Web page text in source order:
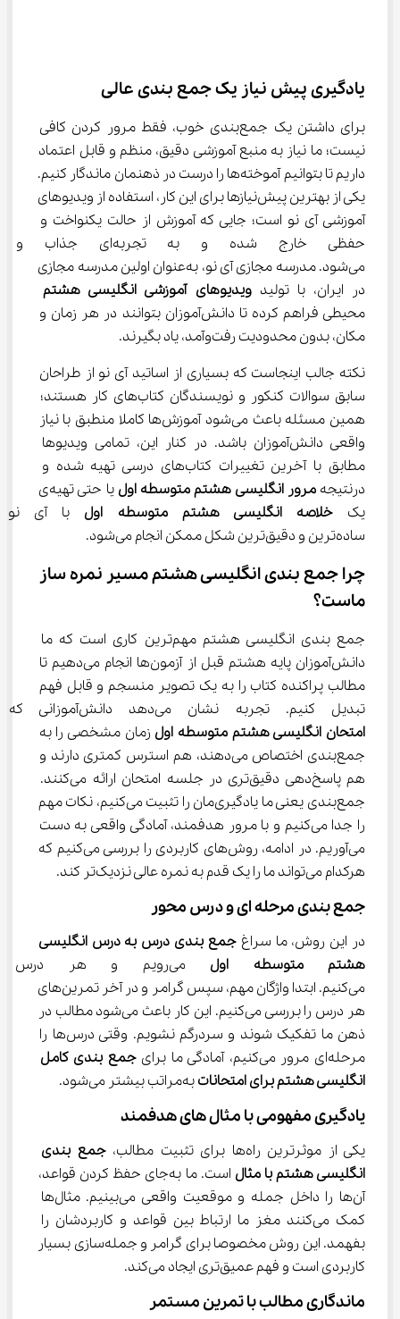
یادگیری پیش ‌نیاز یک جمع‌ بندی عالی
برای داشتن یک جمع‌بندی خوب، فقط مرور کردن کافی
نیست؛ ما نیاز به منبع آموزشی دقیق، منظم و قابل اعتماد
داریم تا بتوانیم آموخته‌ها را درست در ذهنمان ماندگار کنیم.
یکی از بهترین پیش‌نیازها برای این کار، استفاده از ویدیوهای
آموزشی آی نو است؛ جایی که آموزش از حالت یکنواخت و
حفظی خارج شده و به
می‌شود. مدرسه مجازی آی نو، به‌عنوان اولین مدرسه مجازی
در ایران، با تولید ویدیوهای آموزشی انگلیسی هشتم
محیطی فراهم کرده تا دانش‌آموزان بتوانند در هر زمان و
مکان، بدون محدودیت رفت‌و‌آمد، یاد بگیرند.
نکته جالب اینجاست که بسیاری از اساتید آی نو از طراحان
سابق سوالات کنکور و نویسندگان کتاب‌های کار هستند؛
همین مسئله باعث می‌شود آموزش‌ها کاملا منطبق با نیاز
واقعی دانش‌آموزان باشد. در کنار این، تمامی ویدیوها
مطابق با آخرین تغییرات کتاب‌های درسی تهیه شده و
درنتیجه مرور انگلیسی هشتم متوسطه اول
یا حتی تهیه‌ی
یک خلاصه انگلیسی هشتم متوسطه اول با آی نو
ساده‌ترین و دقیق‌ترین شکل ممکن انجام می‌شود.
چرا جمع بندی انگلیسی هشتم مسیر نمره ‌ساز
ماست؟
جمع بندی انگلیسی هشتم مهم‌ترین کاری است که ما
دانش‌آموزان پایه هشتم قبل از آزمون‌ها انجام می‌دهیم تا
مطالب پراکنده کتاب را به یک تصویر منسجم و قابل فهم
تبدیل کنیم. تجربه نشان می‌دهد دانش‌آموزانی که پیش از
امتحان انگلیسی هشتم متوسطه اول زمان مشخصی را به
جمع‌بندی اختصاص می‌دهند، هم استرس کمتری دارند و
هم پاسخ‌دهی دقیق‌تری در جلسه امتحان ارائه می‌کنند.
جمع‌بندی یعنی ما یادگیری‌مان را تثبیت می‌کنیم، نکات مهم
را جدا می‌کنیم و با مرور هدفمند، آمادگی واقعی به دست
می‌آوریم. در ادامه، روش‌های کاربردی را بررسی می‌کنیم که
هرکدام می‌تواند ما را یک قدم به نمره عالی نزدیک‌تر کند.
جمع بندی مرحله ‌ای و درس ‌محور
در این روش، ما سراغ جمع بندی درس به درس انگلیسی
هشتم متوسطه اول
می‌رویم و هر درس
می‌کنیم. ابتدا واژگان مهم، سپس گرامر و در آخر تمرین‌های
هر درس را بررسی می‌کنیم. این کار باعث می‌شود مطالب در
ذهن ما تفکیک شوند و سردرگم نشویم. وقتی درس‌ها را
مرحله‌ای مرور می‌کنیم، آمادگی ما برای
جمع بندی کامل
انگلیسی هشتم برای امتحانات به‌مراتب بیشتر می‌شود.
یادگیری مفهومی با مثال ‌های هدفمند
یکی از موثرترین راه‌ها برای تثبیت مطالب،
جمع بندی
انگلیسی هشتم با مثال
است. ما به‌جای حفظ کردن قواعد،
آن‌ها را داخل جمله و موقعیت واقعی می‌بینیم. مثال‌ها
کمک می‌کنند مغز ما ارتباط بین قواعد و کاربردشان را
بفهمد. این روش مخصوصا برای گرامر و جمله‌سازی بسیار
کاربردی است و فهم عمیق‌تری ایجاد می‌کند.
ماندگاری مطالب با تمرین مستمر